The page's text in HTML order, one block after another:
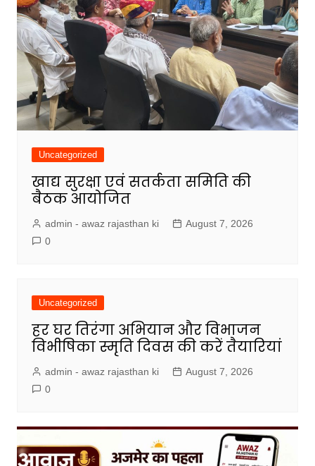
Uncategorized
खाद्य सुरक्षा एवं सतर्कता समिति की
बैठक आयोजित
admin - awaz rajasthan ki
August 7, 2026
0
Uncategorized
हर घर तिरंगा अभियान और विभाजन
विभीषिका स्मृति दिवस की करें तैयारियां
admin - awaz rajasthan ki
August 7, 2026
0